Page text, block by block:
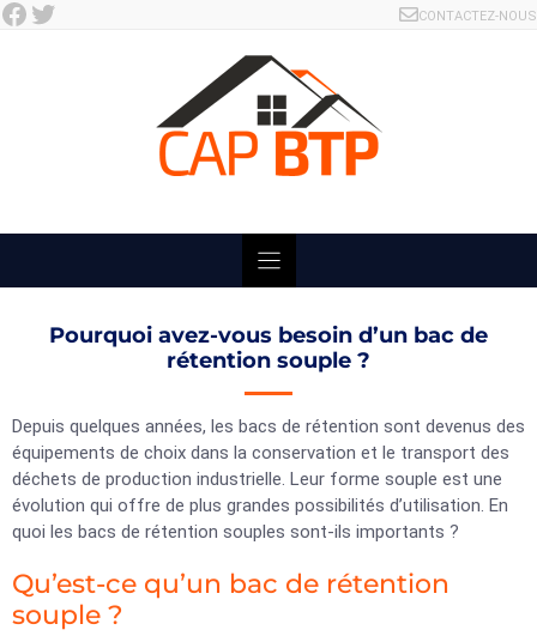
Skip
Facebook Twitter CONTACTEZ-NOUS
Pourquoi avez-vous besoin d’un bac de
rétention souple ?
Depuis quelques années, les bacs de rétention sont devenus des
équipements de choix dans la conservation et le transport des
déchets de production industrielle. Leur forme souple est une
évolution qui offre de plus grandes possibilités d’utilisation. En
quoi les bacs de rétention souples sont-ils importants ?
Qu’est-ce qu’un bac de rétention
souple ?